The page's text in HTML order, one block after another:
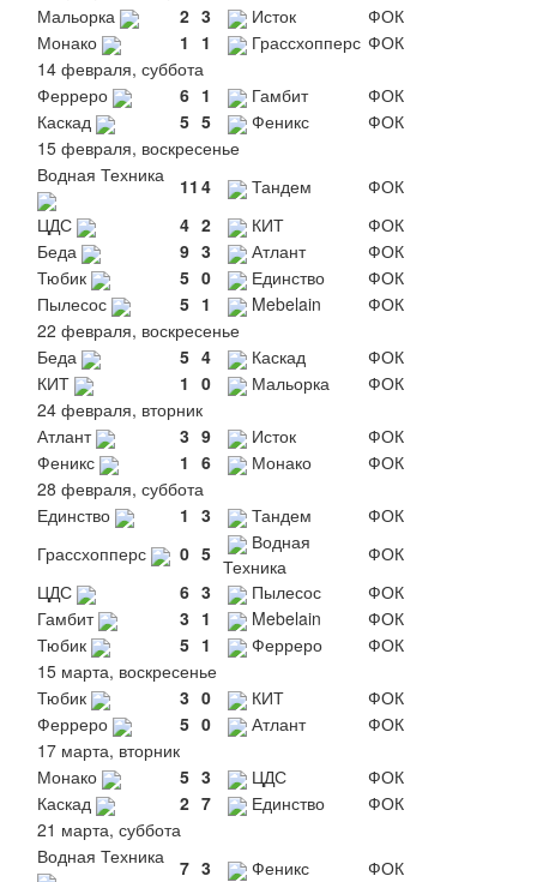
Мальорка
2 3 Исток
ФОК
Монако
1 1 Грассхопперс ФОК
14 февраля, суббота
Ферреро
6 1 Гамбит
ФОК
Каскад
5 5 Феникс
ФОК
15 февраля, воскресенье
Водная Техника
11 4 Тандем
ФОК
ЦДС
4 2 КИТ
ФОК
Беда
9 3 Атлант
ФОК
Тюбик
5 0 Единство
ФОК
Пылесос
5 1 Mebelain
ФОК
22 февраля, воскресенье
Беда
5 4 Каскад
ФОК
КИТ
1 0 Мальорка
ФОК
24 февраля, вторник
Атлант
3 9 Исток
ФОК
Феникс
1 6 Монако
ФОК
28 февраля, суббота
Единство
1 3 Тандем
ФОК
Грассхопперс
0 5
Водная
Техника
ФОК
ЦДС
6 3 Пылесос
ФОК
Гамбит
3 1 Mebelain
ФОК
Тюбик
5 1 Ферреро
ФОК
15 марта, воскресенье
Тюбик
3 0 КИТ
ФОК
Ферреро
5 0 Атлант
ФОК
17 марта, вторник
Монако
5 3 ЦДС
ФОК
Каскад
2 7 Единство
ФОК
21 марта, суббота
Водная Техника
7 3 Феникс
ФОК